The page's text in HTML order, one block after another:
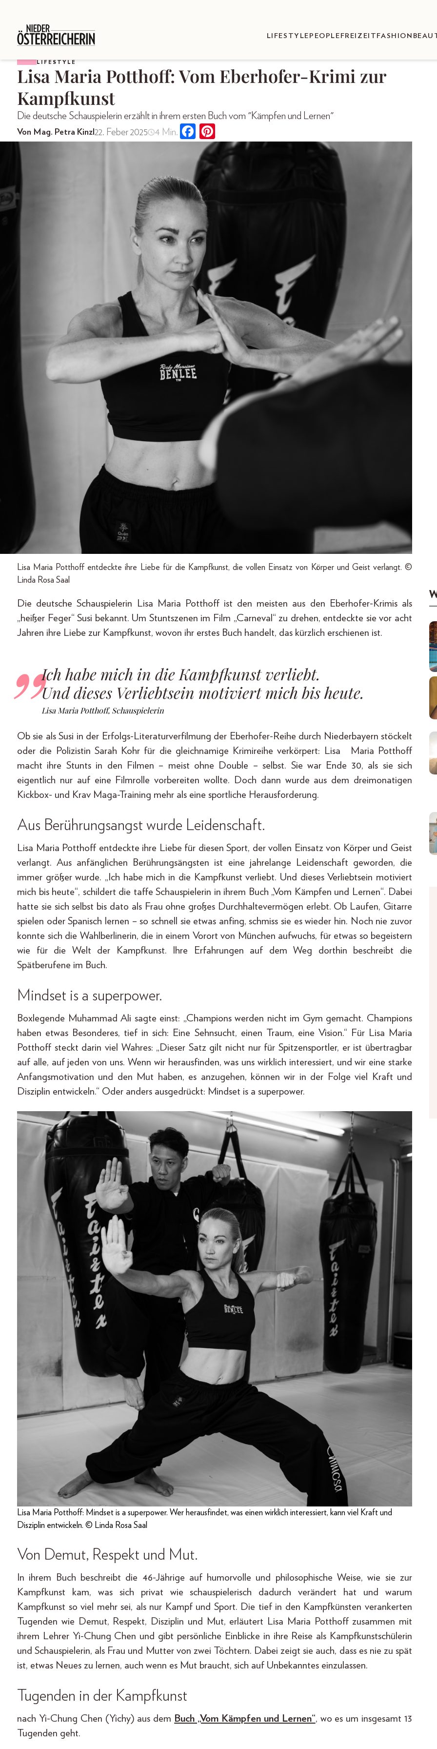
LIFESTYLE PEOPLE FREIZEIT FASHION
LIFESTYLE
Lisa Maria Potthoff: Vom Eberhofer-Krimi zur
Kampfkunst
Die deutsche Schauspielerin erzählt in ihrem ersten Buch vom "Kämpfen und Lernen"
Von Mag. Petra Kinzl 22. Feber 2025 4 Min.
Lisa Maria Potthoff entdeckte ihre Liebe für die Kampfkunst, die vollen Einsatz von Körper und Geist verlangt. ©
Linda Rosa Saal
Die deutsche Schauspielerin Lisa Maria Potthoff ist den meisten aus den Eberhofer-Krimis als
„heißer Feger“ Susi bekannt. Um Stuntszenen im Film „Carneval“ zu drehen, entdeckte sie vor acht
Jahren ihre Liebe zur Kampfkunst, wovon ihr erstes Buch handelt, das kürzlich erschienen ist.
Ich habe mich in die Kampfkunst verliebt.
Und dieses Verliebtsein motiviert mich bis heute.
Lisa Maria Potthoff, Schauspielerin
Ob sie als Susi in der Erfolgs-Literaturverfilmung der Eberhofer-Reihe durch Niederbayern stöckelt
oder die Polizistin Sarah Kohr für die gleichnamige Krimireihe verkörpert: Lisa Maria Potthoff
macht ihre Stunts in den Filmen – meist ohne Double – selbst. Sie war Ende 30, als sie sich
eigentlich nur auf eine Filmrolle vorbereiten wollte. Doch dann wurde aus dem dreimonatigen
Kickbox- und Krav Maga-Training mehr als eine sportliche Herausforderung.
Aus Berührungsangst wurde Leidenschaft.
Lisa Maria Potthoff entdeckte ihre Liebe für diesen Sport, der vollen Einsatz von Körper und Geist
verlangt. Aus anfänglichen Berührungsängsten ist eine jahrelange Leidenschaft geworden, die
immer größer wurde. „Ich habe mich in die Kampfkunst verliebt. Und dieses Verliebtsein motiviert
mich bis heute“, schildert die taffe Schauspielerin in ihrem Buch „Vom Kämpfen und Lernen“. Dabei
hatte sie sich selbst bis dato als Frau ohne großes Durchhaltevermögen erlebt. Ob Laufen, Gitarre
spielen oder Spanisch lernen – so schnell sie etwas anfing, schmiss sie es wieder hin. Noch nie zuvor
konnte sich die Wahlberlinerin, die in einem Vorort von München aufwuchs, für etwas so begeistern
wie für die Welt der Kampfkunst. Ihre Erfahrungen auf dem Weg dorthin beschreibt die
Spätberufene im Buch.
Mindset is a superpower.
Boxlegende Muhammad Ali sagte einst: „Champions werden nicht im Gym gemacht. Champions
haben etwas Besonderes, tief in sich: Eine Sehnsucht, einen Traum, eine Vision.“ Für Lisa Maria
Potthoff steckt darin viel Wahres: „Dieser Satz gilt nicht nur für Spitzensportler, er ist übertragbar
auf alle, auf jeden von uns. Wenn wir herausfinden, was uns wirklich interessiert, und wir eine starke
Anfangsmotivation und den Mut haben, es anzugehen, können wir in der Folge viel Kraft und
Disziplin entwickeln.“ Oder anders ausgedrückt: Mindset is a superpower.
Lisa Maria Potthoff: Mindset is a superpower. Wer herausfindet, was einen wirklich interessiert, kann viel Kraft und
Disziplin entwickeln. © Linda Rosa Saal
Von Demut, Respekt und Mut.
In ihrem Buch beschreibt die 46-Jährige auf humorvolle und philosophische Weise, wie sie zur
Kampfkunst kam, was sich privat wie schauspielerisch dadurch verändert hat und warum
Kampfkunst so viel mehr sei, als nur Kampf und Sport. Die tief in den Kampfkünsten verankerten
Tugenden wie Demut, Respekt, Disziplin und Mut, erläutert Lisa Maria Potthoff zusammen mit
ihrem Lehrer Yi-Chung Chen und gibt persönliche Einblicke in ihre Reise als Kampfkunstschülerin
und Schauspielerin, als Frau und Mutter von zwei Töchtern. Dabei zeigt sie auch, dass es nie zu spät
ist, etwas Neues zu lernen, auch wenn es Mut braucht, sich auf Unbekanntes einzulassen.
Tugenden in der Kampfkunst
nach Yi-Chung Chen (Yichy) aus dem Buch „Vom Kämpfen und Lernen“, wo es um insgesamt 13
Tugenden geht.